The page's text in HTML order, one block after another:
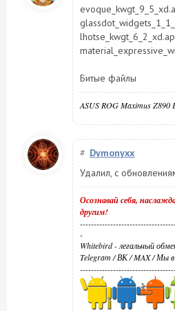
Битые файлы
ASUS ROG Maximus Z890
# Dymonyxx
Удалил, с
Осознавай себя,
другим!
-
Whitebird - легальный
Telegram/ВК/MAX/Мы